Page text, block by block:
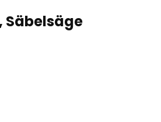
Säbelsäge